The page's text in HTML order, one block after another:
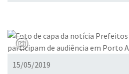
15/05/2019